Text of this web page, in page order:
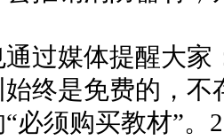
过媒体提醒大
终是免费的，
必须购买教材”。